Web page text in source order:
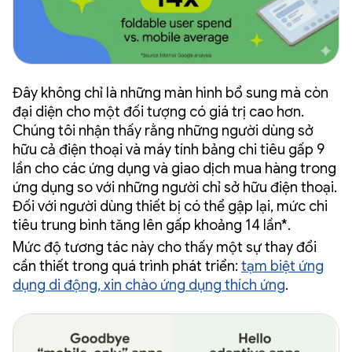
Đây không chỉ là những màn hình bổ sung mà còn
đại diện cho một đối tượng có giá trị cao hơn.
Chúng tôi nhận thấy rằng những người dùng sở
hữu cả điện thoại và máy tính bảng chi tiêu gấp 9
lần cho các ứng dụng và giao dịch mua hàng trong
ứng dụng so với những người chỉ sở hữu điện thoại.
Đối với người dùng thiết bị có thể gập lại, mức chi
tiêu trung bình tăng lên gấp khoảng 14 lần*.
Mức độ tương tác này cho thấy một sự thay đổi
cần thiết trong quá trình phát triển: tạm biệt ứng
dụng di động, xin chào ứng dụng thích ứng.